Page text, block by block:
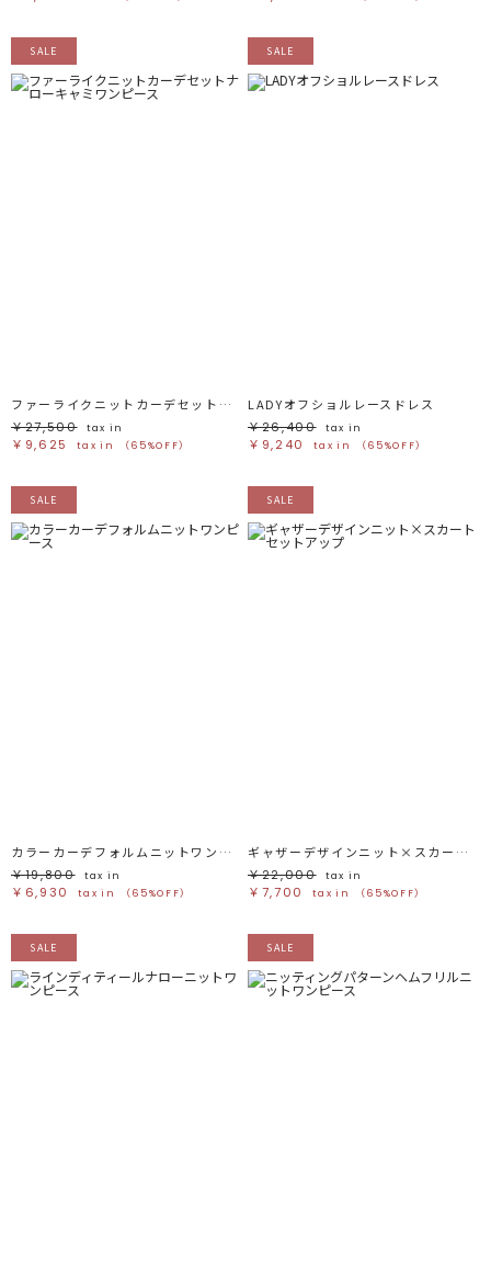
SALE
ファーライクニットカーデセットナローキャミワンピース
￥27,500
tax in
￥9,625 tax in （65%OFF）
SALE
LADYオフショルレースドレス
￥26,400
tax in
￥9,240 tax in （65%OFF）
SALE
カラーカーデフォルムニットワンピース
￥19,800
tax in
￥6,930 tax in （65%OFF）
SALE
ギャザーデザインニット×スカートセットアップ
￥22,000
tax in
￥7,700 tax in （65%OFF）
SALE SALE